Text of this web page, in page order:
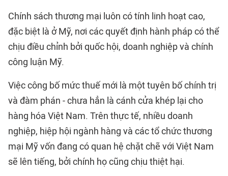
Chính sách thương mại luôn có tính linh hoạt cao,
đặc biệt là ở Mỹ, nơi các quyết định hành pháp có thể
chịu điều chỉnh bởi quốc hội, doanh nghiệp và chính
công luận Mỹ.
Việc công bố mức thuế mới là một tuyên bố chính trị
và đàm phán - chưa hẳn là cánh cửa khép lại cho
hàng hóa Việt Nam. Trên thực tế, nhiều doanh
nghiệp, hiệp hội ngành hàng và các tổ chức thương
mại Mỹ vốn đang có quan hệ chặt chẽ với Việt Nam
sẽ lên tiếng, bởi chính họ cũng chịu thiệt hại.